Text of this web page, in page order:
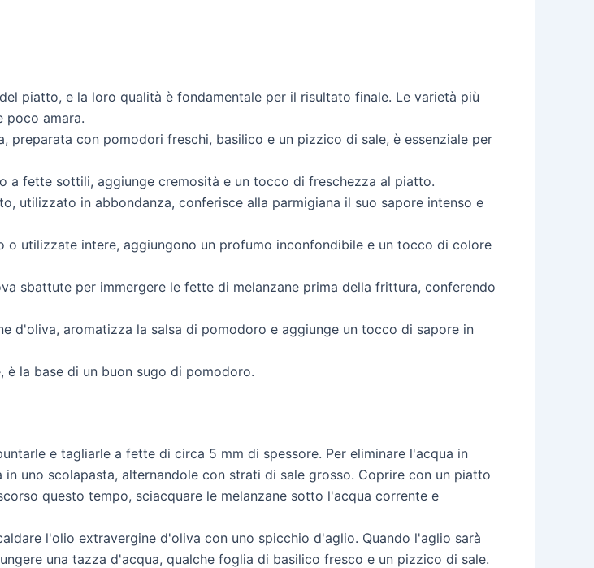
piatto, e la loro qualità è fondamentale per il risultato finale. Le varietà più
poco amara.
preparata con pomodori freschi, basilico e un pizzico di sale, è essenziale per
a fette sottili, aggiunge cremosità e un tocco di freschezza al piatto.
utilizzato in abbondanza, conferisce alla parmigiana il suo sapore intenso e
o utilizzate intere, aggiungono un profumo inconfondibile e un tocco di colore
sbattute per immergere le fette di melanzane prima della frittura, conferendo
d'oliva, aromatizza la salsa di pomodoro e aggiunge un tocco di sapore in
la base di un buon sugo di pomodoro.
e tagliarle a fette di circa 5 mm di spessore. Per eliminare l'acqua in
uno scolapasta, alternandole con strati di sale grosso. Coprire con un piatto
questo tempo, sciacquare le melanzane sotto l'acqua corrente e
l'olio extravergine d'oliva con uno spicchio d'aglio. Quando l'aglio sarà
una tazza d'acqua, qualche foglia di basilico fresco e un pizzico di sale.